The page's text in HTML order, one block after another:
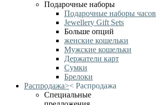
Подарочные наборы
Подарочные наборы часов
Jewellery Gift Sets
Больше опций
женские кошельки
Мужские кошельки
Держатели карт
Сумки
Брелоки
Распродажа>< Распродажа
Специальные